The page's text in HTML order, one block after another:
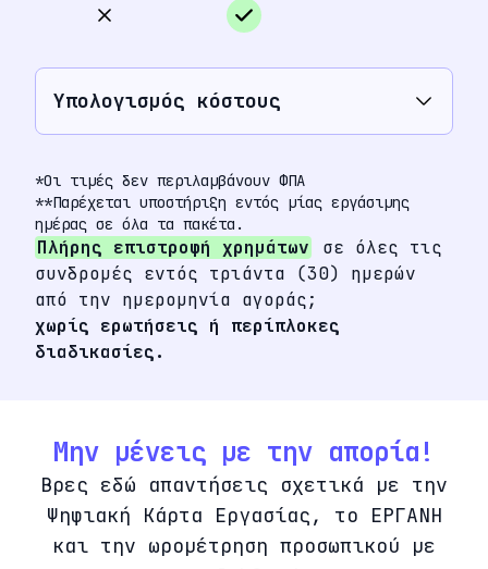
Υπολογισμός κόστους
*Οι τιμές δεν περιλαμβάνουν ΦΠΑ
**Παρέχεται υποστήριξη εντός μίας εργάσιμης
ημέρας σε όλα τα πακέτα.
Πλήρης επιστροφή χρημάτων
σε όλες τις
συνδρομές εντός τριάντα (30) ημερών
από την ημερομηνία αγοράς;
χωρίς ερωτήσεις ή περίπλοκες
διαδικασίες.
Μην μένεις με την απορία!
Βρες εδώ απαντήσεις σχετικά με την
Ψηφιακή Κάρτα Εργασίας, το ΕΡΓΑΝΗ
και την ωρομέτρηση προσωπικού με